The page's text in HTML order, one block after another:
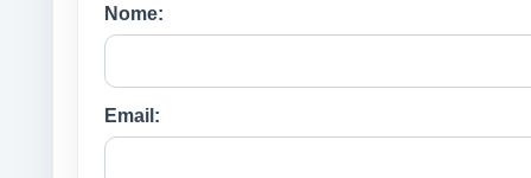
Nome:
Email: